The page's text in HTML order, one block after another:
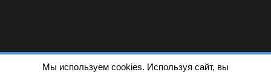
Мы используем cookies. Используя сайт, вы